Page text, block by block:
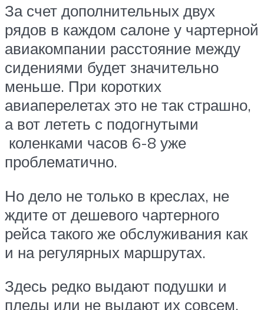
За счет дополнительных двух
рядов в каждом салоне у чартерной
авиакомпании расстояние между
сидениями будет значительно
меньше. При коротких
авиаперелетах это не так страшно,
а вот лететь с подогнутыми
коленками часов 6-8 уже
проблематично.
Но дело не только в креслах, не
ждите от дешевого чартерного
рейса такого же обслуживания как
и на регулярных маршрутах.
Здесь редко выдают подушки и
пледы или не выдают их совсем.